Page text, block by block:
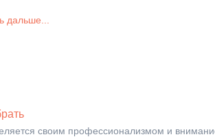
дальше...
своим профессионализмом и